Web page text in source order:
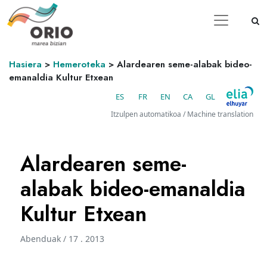
Hasiera > Hemeroteka > Alardearen seme-alabak bideo-
emanaldia Kultur Etxean
ES FR EN CA GL
Itzulpen automatikoa / Machine translation
Alardearen seme-
alabak bideo-emanaldia
Kultur Etxean
Abenduak / 17 . 2013